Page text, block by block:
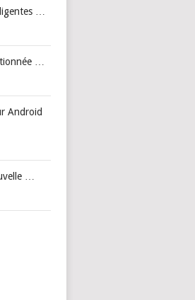
…
…
Android
…